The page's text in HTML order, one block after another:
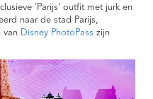
'Parijs' outfit met jurk en
naar de stad Parijs,
van Disney PhotoPass zijn